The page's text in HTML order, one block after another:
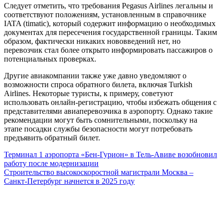
Следует отметить, что требования Pegasus Airlines легальны и
соответствуют положениям, установленным в справочнике
IATA (timatic), который содержит информацию о необходимых
документах для пересечения государственной границы. Таким
образом, фактически никаких нововведений нет, но
перевозчик стал более открыто информировать пассажиров о
потенциальных проверках.
Другие авиакомпании также уже давно уведомляют о
возможности спроса обратного билета, включая Turkish
Airlines. Некоторые туристы, к примеру, советуют
использовать онлайн-регистрацию, чтобы избежать общения с
представителями авиаперевозчика в аэропорту. Однако такие
рекомендации могут быть сомнительными, поскольку на
этапе посадки службы безопасности могут потребовать
предъявить обратный билет.
Навигация
по
записям
Терминал 1 аэропорта «Бен-Гурион» в Тель-Авиве возобновил
работу после модернизации
Строительство высокоскоростной магистрали Москва –
Санкт-Петербург начнется в 2025 году